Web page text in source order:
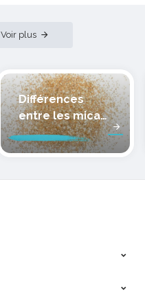
Voir plus
Différences
entre les micas
des pâtes
polymères